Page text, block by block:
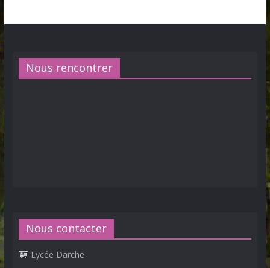
Nous rencontrer
Nous contacter
Lycée Darche